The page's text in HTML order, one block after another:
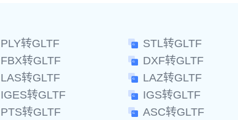
PLY转GLTF STL转GLTF
FBX转GLTF DXF转GLTF
LAS转GLTF LAZ转GLTF
IGES转GLTF IGS转GLTF
PTS转GLTF ASC转GLTF